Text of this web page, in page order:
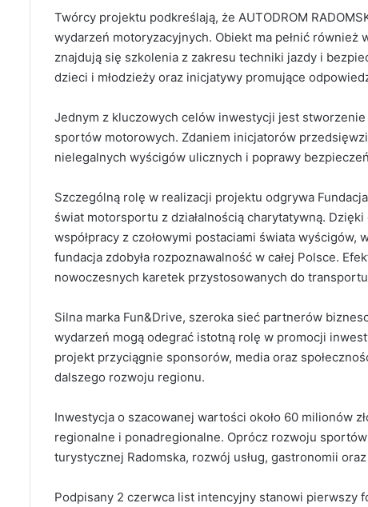
Twórcy projektu podkreślają, że AUTODROM
wydarzeń motoryzacyjnych. Obiekt ma pełnić również
znajdują się szkolenia z zakresu techniki jazdy i
dzieci i młodzieży oraz inicjatywy promujące
Jednym z kluczowych celów inwestycji jest
sportów motorowych. Zdaniem inicjatorów
nielegalnych wyścigów ulicznych i poprawy
Szczególną rolę w realizacji projektu odgrywa
świat motorsportu z działalnością charytatywną.
współpracy z czołowymi postaciami świata
fundacja zdobyła rozpoznawalność w całej Polsce.
nowoczesnych karetek przystosowanych do
Silna marka Fun&Drive, szeroka sieć partnerów
wydarzeń mogą odegrać istotną rolę w promocji
projekt przyciągnie sponsorów, media oraz
dalszego rozwoju regionu.
Inwestycja o szacowanej wartości około 60 milionów
regionalne i ponadregionalne. Oprócz rozwoju
turystycznej Radomska, rozwój usług, gastronomii
Podpisany 2 czerwca list intencyjny stanowi pierwszy